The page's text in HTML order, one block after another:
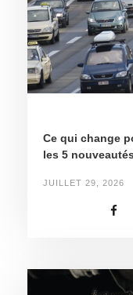
Ce qui change
les 5
JUILLET 29, 2026